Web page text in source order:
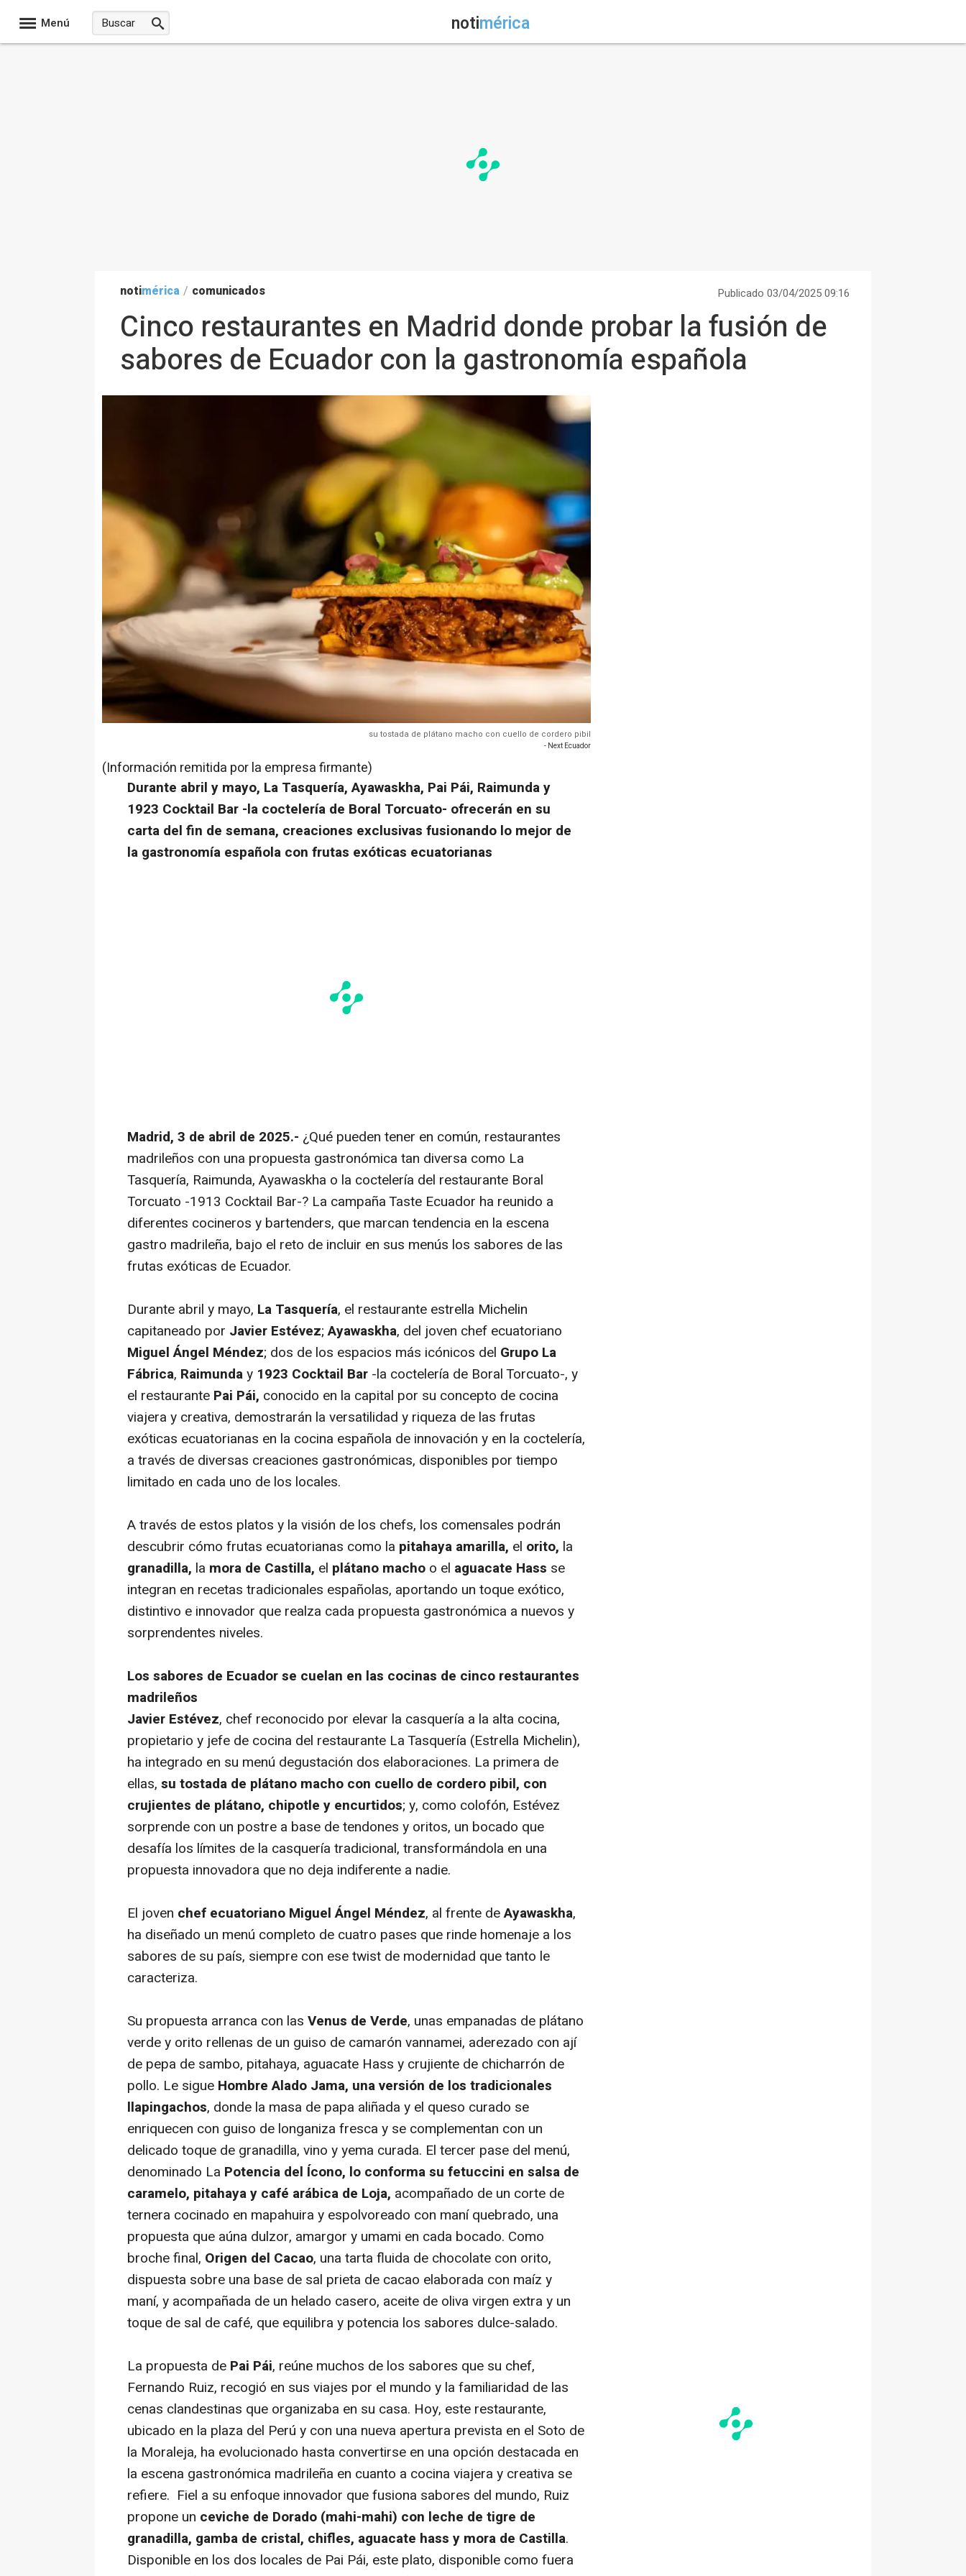
Menú notimérica
notimérica / comunicados Publicado 03/04/2025 09:16
Cinco restaurantes en Madrid donde probar la fusión de
sabores de Ecuador con la gastronomía española
su tostada de plátano macho con cuello de cordero pibil
- Next Ecuador
(Información remitida por la empresa firmante)
Durante abril y mayo, La Tasquería, Ayawaskha, Pai Pái, Raimunda y
1923 Cocktail Bar -la coctelería de Boral Torcuato- ofrecerán en su
carta del fin de semana, creaciones exclusivas fusionando lo mejor de
la gastronomía española con frutas exóticas ecuatorianas
Madrid, 3 de abril de 2025.- ¿Qué pueden tener en común, restaurantes
madrileños con una propuesta gastronómica tan diversa como La
Tasquería, Raimunda, Ayawaskha o la coctelería del restaurante Boral
Torcuato -1913 Cocktail Bar-? La campaña Taste Ecuador ha reunido a
diferentes cocineros y bartenders, que marcan tendencia en la escena
gastro madrileña, bajo el reto de incluir en sus menús los sabores de las
frutas exóticas de Ecuador.
Durante abril y mayo, La Tasquería, el restaurante estrella Michelin
capitaneado por Javier Estévez;Ayawaskha, del joven chef ecuatoriano
Miguel Ángel Méndez; dos de los espacios más icónicos del Grupo La
Fábrica, Raimunday 1923 Cocktail Bar -la coctelería de Boral Torcuato-, y
el restaurante Pai Pái, conocido en la capital por su concepto de cocina
viajera y creativa, demostrarán la versatilidad y riqueza de las frutas
exóticas ecuatorianas en la cocina española de innovación y en la coctelería,
a través de diversas creaciones gastronómicas, disponibles por tiempo
limitado en cada uno de los locales.
A través de estos platos y la visión de los chefs, los comensales podrán
descubrir cómo frutas ecuatorianas como la pitahaya amarilla, el orito, la
granadilla, la mora de Castilla, el plátano macho o el aguacate Hass se
integran en recetas tradicionales españolas, aportando un toque exótico,
distintivo e innovador que realza cada propuesta gastronómica a nuevos y
sorprendentes niveles.
Los sabores de Ecuador se cuelan en las cocinas de cinco restaurantes
madrileños
Javier Estévez, chef reconocido por elevar la casquería a la alta cocina,
propietario y jefe de cocina del restaurante La Tasquería (Estrella Michelin),
ha integrado en su menú degustación dos elaboraciones. La primera de
ellas, su tostada de plátano macho con cuello de cordero pibil, con
crujientes de plátano, chipotle y encurtidos; y, como colofón, Estévez
sorprende con un postre a base de tendones y oritos, un bocado que
desafía los límites de la casquería tradicional, transformándola en una
propuesta innovadora que no deja indiferente a nadie.
El joven chef ecuatoriano Miguel Ángel Méndez, al frente deAyawaskha,
ha diseñado un menú completo de cuatro pases que rinde homenaje a los
sabores de su país, siempre con ese twist de modernidad que tanto le
caracteriza.
Su propuesta arranca con las Venus de Verde, unas empanadas de plátano
verde y orito rellenas de un guiso de camarón vannamei, aderezado con ají
de pepa de sambo, pitahaya, aguacate Hass y crujiente de chicharrón de
pollo. Le sigue Hombre Alado Jama, una versión de los tradicionales
llapingachos, donde la masa de papa aliñada y el queso curado se
enriquecen con guiso de longaniza fresca y se complementan con un
delicado toque de granadilla, vino y yema curada. El tercer pase del menú,
denominado La Potencia del Ícono, lo conforma su fetuccini en salsa de
caramelo, pitahaya y café arábica de Loja, acompañado de un corte de
ternera cocinado en mapahuira y espolvoreado con maní quebrado, una
propuesta que aúna dulzor, amargor y umami en cada bocado. Como
broche final, Origen del Cacao, una tarta fluida de chocolate con orito,
dispuesta sobre una base de sal prieta de cacao elaborada con maíz y
maní, y acompañada de un helado casero, aceite de oliva virgen extra y un
toque de sal de café, que equilibra y potencia los sabores dulce-salado.
La propuesta de Pai Pái, reúne muchos de los sabores que su chef,
Fernando Ruiz, recogió en sus viajes por el mundo y la familiaridad de las
cenas clandestinas que organizaba en su casa. Hoy, este restaurante,
ubicado en la plaza del Perú y con una nueva apertura prevista en el Soto de
la Moraleja, ha evolucionado hasta convertirse en una opción destacada en
la escena gastronómica madrileña en cuanto a cocina viajera y creativa se
refiere. Fiel a su enfoque innovador que fusiona sabores del mundo, Ruiz
propone un ceviche de Dorado (mahi-mahi) con leche de tigre de
granadilla, gamba de cristal, chifles, aguacate hass y mora de Castilla.
Disponible en los dos locales de Pai Pái, este plato, disponible como fuera